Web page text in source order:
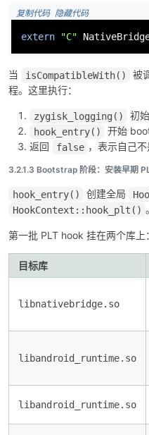
复制代码 隐藏代码
extern "C"
当 isCompatibleWith()
被
程。这里执行：
zygisk_logging() 初
hook_entry()
开始
返回
false ，表示自己
3.2.1.3 Bootstrap 阶段：安装早期
hook_entry() 创建全局
HookContext::hook_plt() 。
第一批 PLT hook 挂在两个库上：
目标库
libnativebridge.so
libandroid_runtime.so
libandroid_runtime.so